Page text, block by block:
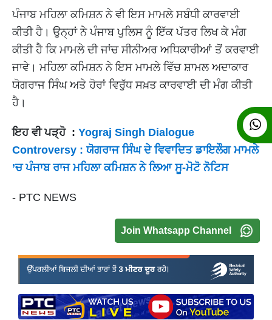
ਪੰਜਾਬ ਮਹਿਲਾ ਕਮਿਸ਼ਨ ਨੇ ਵੀ ਇਸ ਮਾਮਲੇ ਸਬੰਧੀ ਕਾਰਵਾਈ
ਕੀਤੀ ਹੈ। ਉਨ੍ਹਾਂ ਨੇ ਪੰਜਾਬ ਪੁਲਿਸ ਨੂੰ ਇੱਕ ਪੱਤਰ ਲਿਖ ਕੇ ਮੰਗ
ਕੀਤੀ ਹੈ ਕਿ ਮਾਮਲੇ ਦੀ ਜਾਂਚ ਸੀਨੀਅਰ ਅਧਿਕਾਰੀਆਂ ਤੋਂ ਕਰਵਾਈ
ਜਾਵੇ। ਮਹਿਲਾ ਕਮਿਸ਼ਨ ਨੇ ਇਸ ਮਾਮਲੇ ਵਿੱਚ ਸ਼ਾਮਲ ਅਦਾਕਾਰ
ਯੋਗਰਾਜ ਸਿੰਘ ਅਤੇ ਹੋਰਾਂ ਵਿਰੁੱਧ ਸਖ਼ਤ ਕਾਰਵਾਈ ਦੀ ਮੰਗ ਕੀਤੀ
ਹੈ।
ਇਹ ਵੀ ਪੜ੍ਹੋ : Yograj Singh Dialogue
Controversy : ਯੋਗਰਾਜ ਸਿੰਘ ਦੇ ਵਿਵਾਦਿਤ ਡਾਇਲੌਗ ਮਾਮਲੇ
’ਚ ਪੰਜਾਬ ਰਾਜ ਮਹਿਲਾ ਕਮਿਸ਼ਨ ਨੇ ਲਿਆ ਸੂ-ਮੋਟੋ ਨੋਟਿਸ
- PTC NEWS
Join Whatsapp Channel